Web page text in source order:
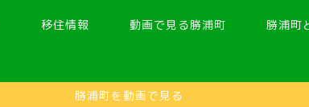
移住情報 動画で見る勝浦町 勝浦町
勝浦町を動画で見る